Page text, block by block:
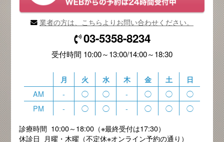
業者の方は、こちらよりお問い合わせください。
03-5358-8234
受付時間 10:00～13:00/14:00～18:30
月 火 水 木 金 土 日
AM - ◯ ◯ - ◯ ◯
◯
PM
- ◯ ◯ - ◯ ◯
◯
診療時間 10:00～18:00（※最終受付は17:30）
休診日 月曜・木曜（不定休※オンライン予約の通り）